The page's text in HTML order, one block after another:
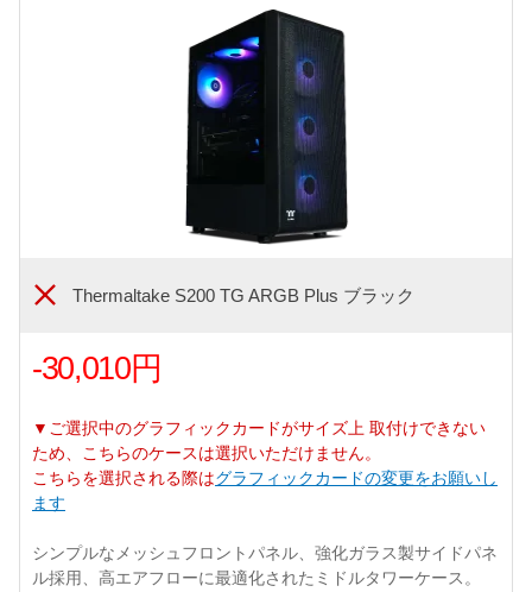
Thermaltake S200 TG ARGB Plus ブラック
-30,010円
▼ご選択中のグラフィックカードがサイズ上 取付けできない
ため、こちらのケースは選択いただけません。
こちらを選択される際はグラフィックカードの変更をお願いし
ます
シンプルなメッシュフロントパネル、強化ガラス製サイドパネ
ル採用、高エアフローに最適化されたミドルタワーケース。